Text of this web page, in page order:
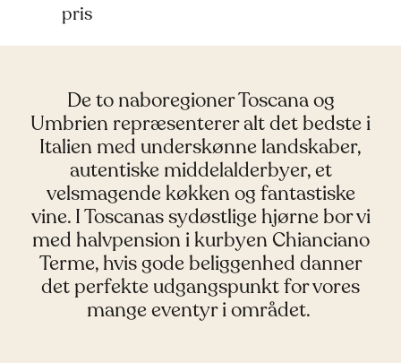
pris
De to naboregioner Toscana og
Umbrien repræsenterer alt det bedste i
Italien med underskønne landskaber,
autentiske middelalderbyer, et
velsmagende køkken og fantastiske
vine. I Toscanas sydøstlige hjørne bor vi
med halvpension i kurbyen Chianciano
Terme, hvis gode beliggenhed danner
det perfekte udgangspunkt for vores
mange eventyr i området.